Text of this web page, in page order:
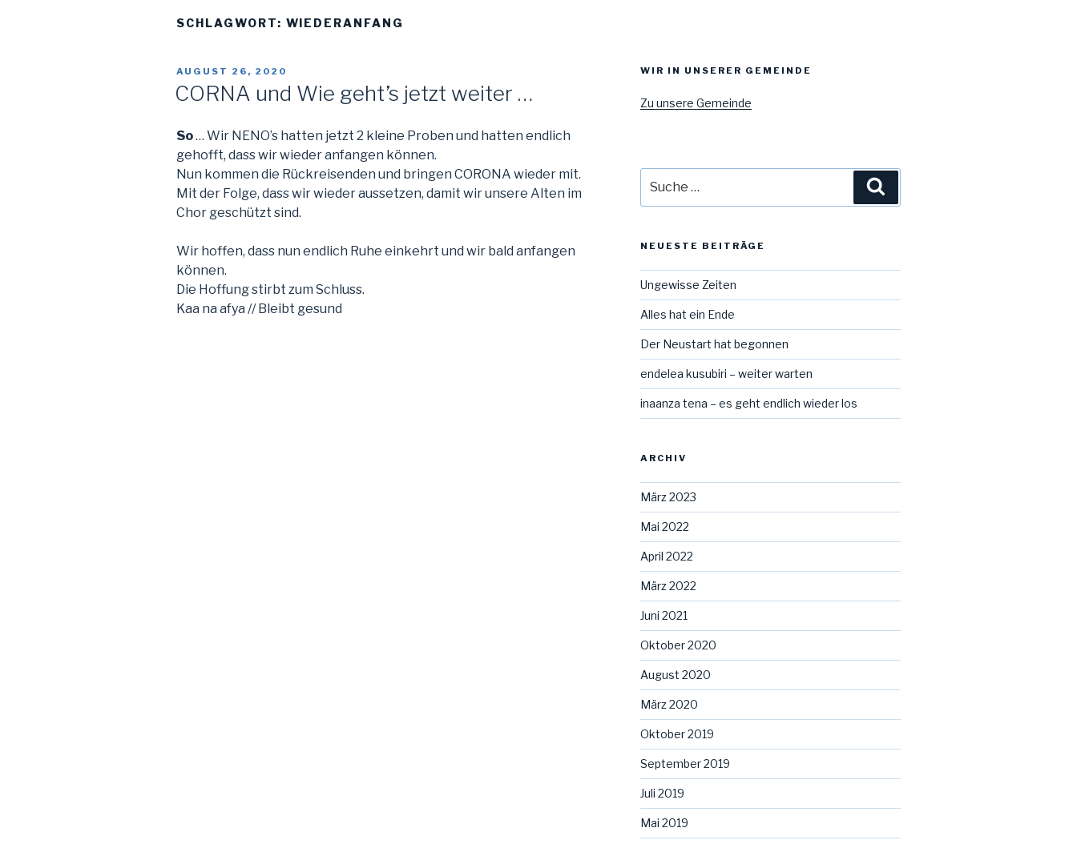
SCHLAGWORT: WIEDERANFANG
VERÖFFENTLICHT
AUGUST 26, 2020
CORNA und Wie geht’s jetzt weiter …
So… Wir NENO’s hatten jetzt 2 kleine Proben und hatten endlich
gehofft, dass wir wieder anfangen können.
Nun kommen die Rückreisenden und bringen CORONA wieder mit.
Mit der Folge, dass wir wieder aussetzen, damit wir unsere Alten im
Chor geschützt sind.
Wir hoffen, dass nun endlich Ruhe einkehrt und wir bald anfangen
können.
Die Hoffung stirbt zum Schluss.
Kaa na afya // Bleibt gesund
WIR IN UNSERER GEMEINDE
Zu unsere Gemeinde
nach:
NEUESTE BEITRÄGE
Ungewisse Zeiten
Alles hat ein Ende
Der Neustart hat begonnen
endelea kusubiri – weiter warten
inaanza tena – es geht endlich wieder los
ARCHIV
März 2023
Mai 2022
April 2022
März 2022
Juni 2021
Oktober 2020
August 2020
März 2020
Oktober 2019
September 2019
Juli 2019
Mai 2019